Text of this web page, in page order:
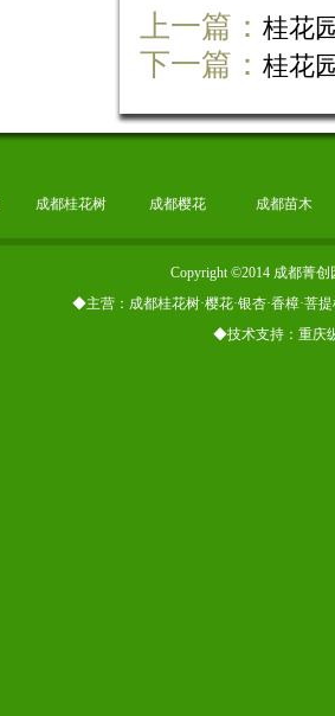
上一篇： 桂花
下一篇： 桂花
成都桂花树 成都樱花 成都苗木
Copyright ©2014 成都菁
◆主营：成都桂花树·樱花·银杏·香樟·菩
◆技术支持：重庆